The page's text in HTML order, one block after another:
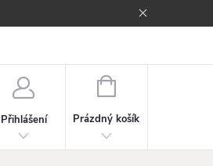
Přihlášení
NÁKUPNÍ
Prázdný košík